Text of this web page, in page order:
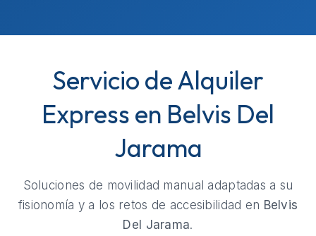
Servicio de Alquiler
Express en Belvis Del
Jarama
Soluciones de movilidad manual adaptadas a su
fisionomía y a los retos de accesibilidad en Belvis
Del Jarama.